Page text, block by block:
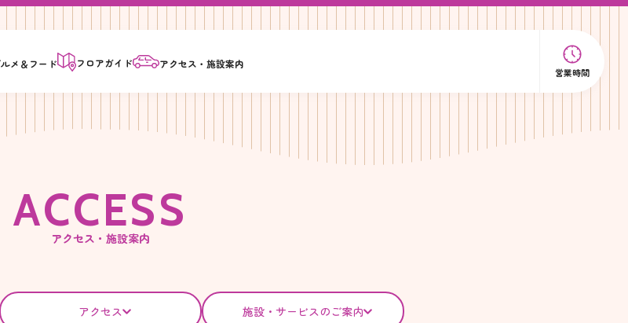
メ＆ フード フロアガイド アクセス・施設案内
営業時間
ACCESS
アクセス・施設案内
アクセス 施設・サービスのご案内